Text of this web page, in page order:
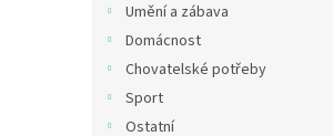
Umění a zábava
Domácnost
Chovatelské potřeby
Sport
Ostatní